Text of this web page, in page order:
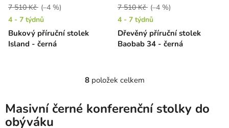
Bukový příruční stolek
Island - černá
7 510 Kč (–4 %)
4 - 7 týdnů
Dřevěný příruční stolek
Baobab 34 - černá
7 510 Kč (–4 %)
4 - 7 týdnů
O
l
8položek celkem
Masivní černé konferenční stolky do
obýváku